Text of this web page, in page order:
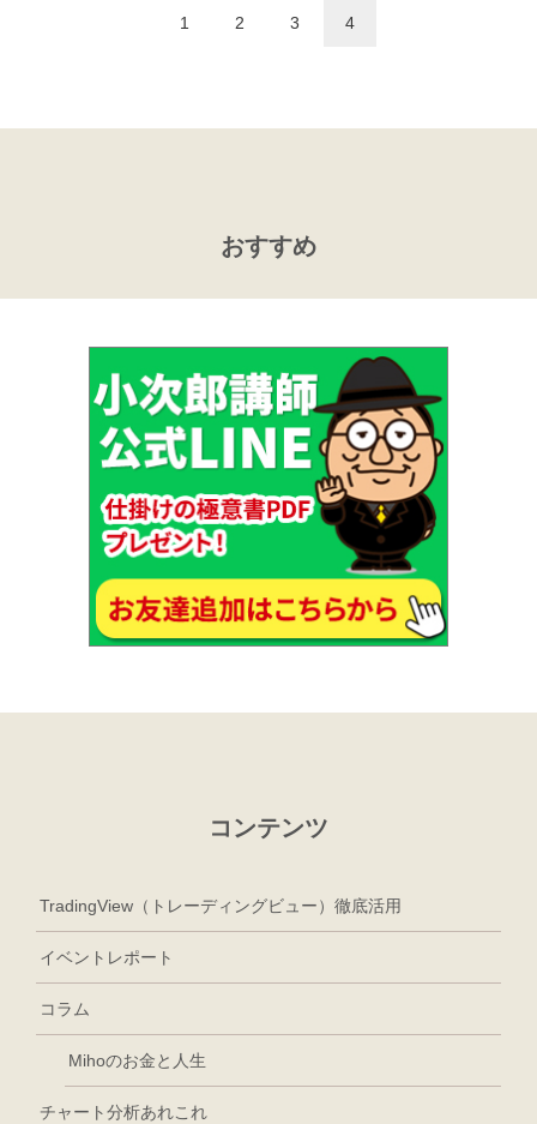
1 2 3 4
おすすめ
コンテンツ
TradingView（トレーディングビュー）徹底活用
イベントレポート
コラム
Mihoのお金と人生
チャート分析あれこれ